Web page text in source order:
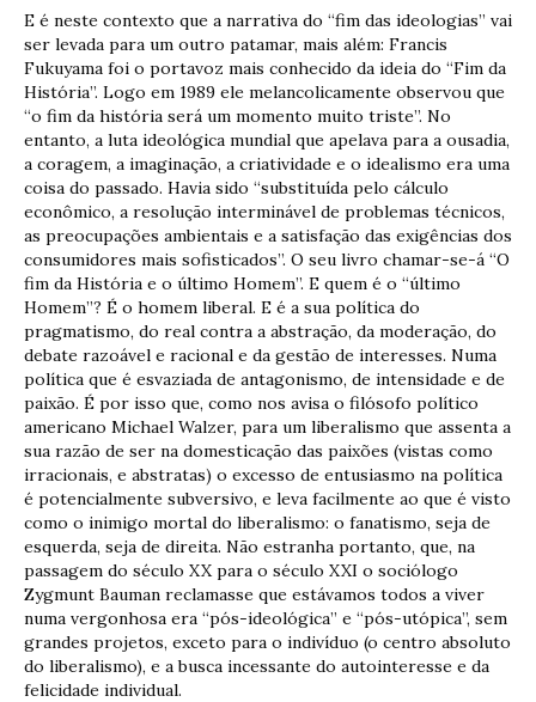
E é neste contexto que a narrativa do “fim das ideologias” vai
ser levada para um outro patamar, mais além: Francis
Fukuyama foi o portavoz mais conhecido da ideia do “Fim da
História”. Logo em 1989 ele melancolicamente observou que
“o fim da história será um momento muito triste”. No
entanto, a luta ideológica mundial que apelava para a ousadia,
a coragem, a imaginação, a criatividade e o idealismo era uma
coisa do passado. Havia sido “substituída pelo cálculo
econômico, a resolução interminável de problemas técnicos,
as preocupações ambientais e a satisfação das exigências dos
consumidores mais sofisticados”. O seu livro chamar-se-á “O
fim da História e o último Homem”. E quem é o “último
Homem”? É o homem liberal. E é a sua política do
pragmatismo, do real contra a abstração, da moderação, do
debate razoável e racional e da gestão de interesses. Numa
política que é esvaziada de antagonismo, de intensidade e de
paixão. É por isso que, como nos avisa o filósofo político
americano Michael Walzer, para um liberalismo que assenta a
sua razão de ser na domesticação das paixões (vistas como
irracionais, e abstratas) o excesso de entusiasmo na política
é potencialmente subversivo, e leva facilmente ao que é visto
como o inimigo mortal do liberalismo: o fanatismo, seja de
esquerda, seja de direita. Não estranha portanto, que, na
passagem do século XX para o século XXI o sociólogo
Zygmunt Bauman reclamasse que estávamos todos a viver
numa vergonhosa era “pós-ideológica” e “pós-utópica”, sem
grandes projetos, exceto para o indivíduo (o centro absoluto
do liberalismo), e a busca incessante do autointeresse e da
felicidade individual.